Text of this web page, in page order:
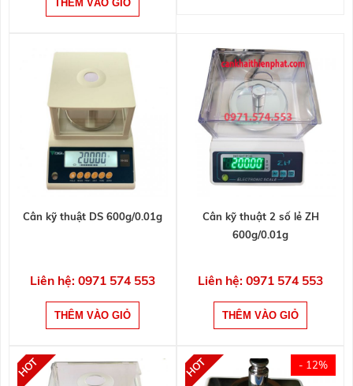
Cân kỹ thuật DS 600g/0.01g
Liên hệ: 0971 574 553
Cân kỹ thuật 2 số lẻ ZH
600g/0.01g
Liên hệ: 0971 574 553
- 12%